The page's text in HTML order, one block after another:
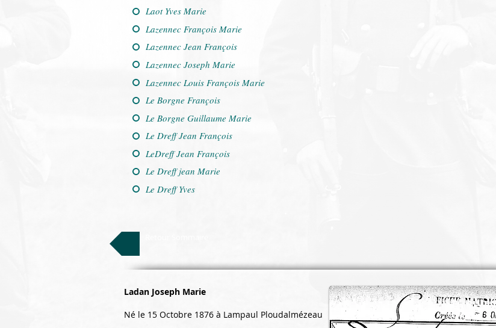
Laot Yves Marie
Lazennec François Marie
Lazennec Jean François
Lazennec Joseph Marie
Lazennec Louis François Marie
Le Borgne François
Le Borgne Guillaume Marie
Le Dreff Jean François
LeDreff Jean François
Le Dreff jean Marie
Le Dreff Yves
Ladan Joseph Marie​
Né le 15 Octobre 1876 à Lampaul Ploudalmézeau